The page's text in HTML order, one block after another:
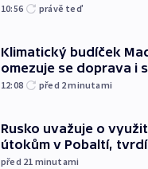
10:56 právě teď
Klimatický budíček
omezuje se doprava i
12:08 před 2minutami
Rusko uvažuje o
útokům v Pobaltí,
před 21 minutami